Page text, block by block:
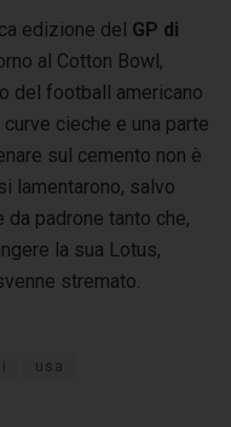
edizione del GP di
al Cotton Bowl,
del football americano
cieche e una parte
sul cemento non è
lamentarono, salvo
padrone tanto che,
la sua Lotus,
stremato.
usa